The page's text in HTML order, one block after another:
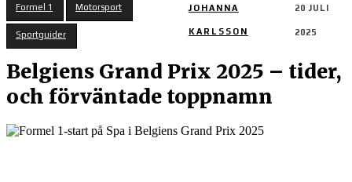
Formel 1 Motorsport
Sportguider
JOHANNA
KARLSSON
20 JULI
2025
Belgiens Grand Prix 2025 – tider,
och förväntade toppnamn